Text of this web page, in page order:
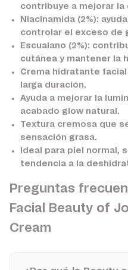
contribuye a mejorar
Niacinamida (2%):
controlar el exceso de
Escualano (2%):
cutánea y mantener la
Crema hidratante
larga duración.
Ayuda a mejorar la
acabado glow natural.
Textura cremosa que
sensación grasa.
Ideal para piel normal,
tendencia a la
Preguntas
Facial Beauty of
Cream